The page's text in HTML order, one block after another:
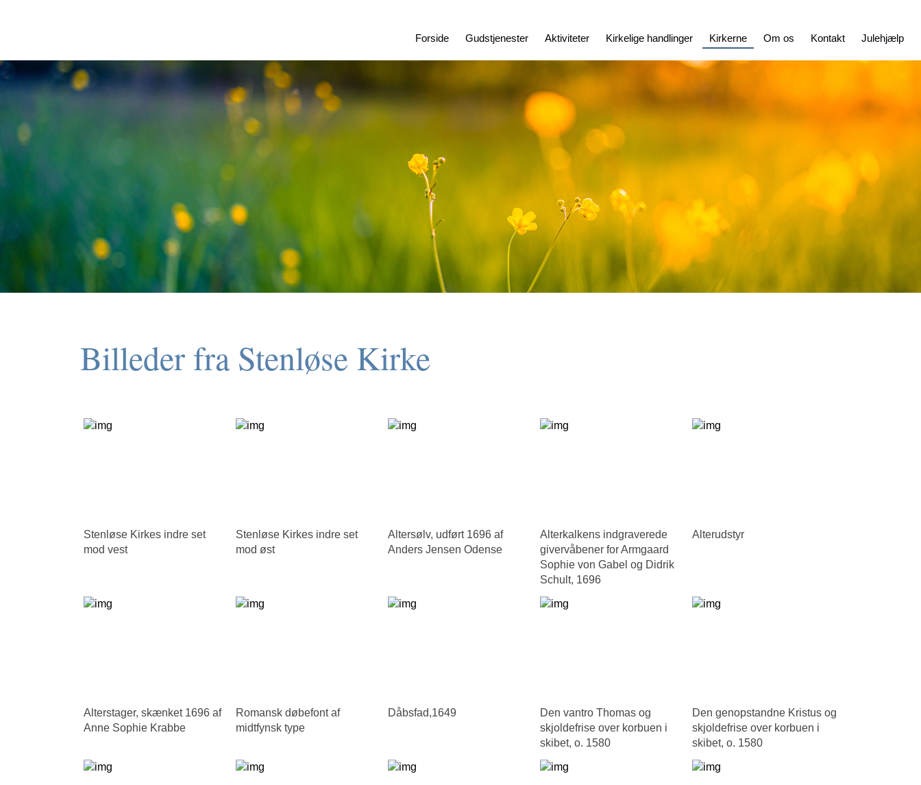
Forside Gudstjenester Aktiviteter Kirkelige handlinger Kirkerne Om os Kontakt Julehjælp
Billeder fra Stenløse Kirke
Stenløse Kirkes indre set
mod vest
Stenløse Kirkes indre set
mod øst
Altersølv, udført 1696 af
Anders Jensen Odense
Alterkalkens indgraverede
givervåbener for Armgaard
Sophie von Gabel og Didrik
Schult, 1696
Alterudstyr
Alterstager, skænket 1696 af
Anne Sophie Krabbe
Romansk døbefont af
midtfynsk type
Dåbsfad,1649
Den vantro Thomas og
skjoldefrise over korbuen i
skibet, o. 1580
Den genopstandne Kristus og
skjoldefrise over korbuen i
skibet, o. 1580